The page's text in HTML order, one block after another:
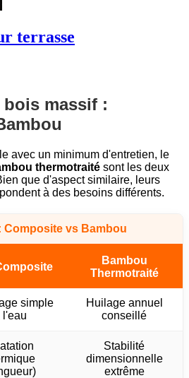
terrasse
massif :
avec un minimum d'entretien, le
thermotraité sont les deux
que d'aspect similaire, leurs
à des besoins différents.
Composite vs Bambou
Bambou
Thermotraité
simple
l'eau
Huilage annuel
conseillé
Stabilité
dimensionnelle
extrême